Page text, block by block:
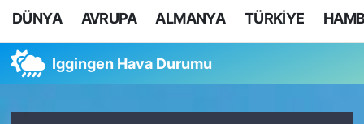
DÜNYA AVRUPA ALMANYA TÜRKİYE
Iggingen Hava Durumu
ALMANYA
Namaz Vakitleri